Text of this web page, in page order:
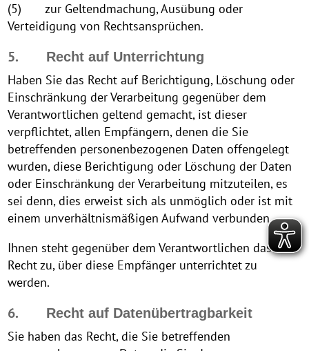
(5) zur Geltendmachung, Ausübung oder
Verteidigung von Rechtsansprüchen.
5. Recht auf Unterrichtung
Haben Sie das Recht auf Berichtigung, Löschung oder
Einschränkung der Verarbeitung gegenüber dem
Verantwortlichen geltend gemacht, ist dieser
verpflichtet, allen Empfängern, denen die Sie
betreffenden personenbezogenen Daten offengelegt
wurden, diese Berichtigung oder Löschung der Daten
oder Einschränkung der Verarbeitung mitzuteilen, es
sei denn, dies erweist sich als unmöglich oder ist mit
einem unverhältnismäßigen Aufwand verbunden.
Ihnen steht gegenüber dem Verantwortlichen das
Recht zu, über diese Empfänger unterrichtet zu
werden.
6. Recht auf Datenübertragbarkeit
Sie haben das Recht, die Sie betreffenden